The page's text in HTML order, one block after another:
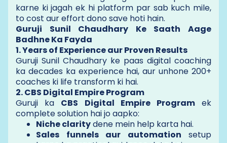
karne ki jagah ek hi platform par sab kuch mile,
to cost aur effort dono save hoti hain.
Guruji Sunil Chaudhary Ke Saath Aage
Badhne Ka Fayda
1. Years of Experience aur Proven Results
Guruji Sunil Chaudhary ke paas digital coaching
ka decades ka experience hai, aur unhone 200+
coaches ki life transform ki hai.
2. CBS Digital Empire Program
Guruji ka CBS Digital Empire Programek
complete solution hai jo aapko:
Niche claritydene mein help karta hai.
Sales funnels aur automation setup